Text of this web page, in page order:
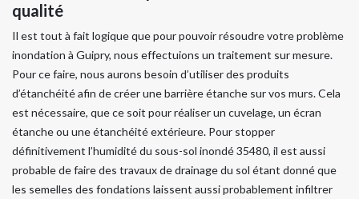
qualité
Il est tout à fait logique que pour pouvoir résoudre votre problème
inondation à Guipry, nous effectuions un traitement sur mesure.
Pour ce faire, nous aurons besoin d’utiliser des produits
d’étanchéité afin de créer une barrière étanche sur vos murs. Cela
est nécessaire, que ce soit pour réaliser un cuvelage, un écran
étanche ou une étanchéité extérieure. Pour stopper
définitivement l’humidité du sous-sol inondé 35480, il est aussi
probable de faire des travaux de drainage du sol étant donné que
les semelles des fondations laissent aussi probablement infiltrer